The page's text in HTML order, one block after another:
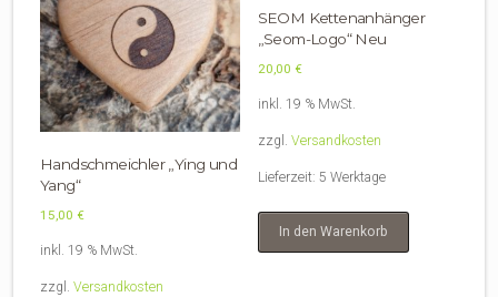
Handschmeichler „Ying und
Yang“
15,00 €
inkl. 19 % MwSt.
zzgl. Versandkosten
SEOM Kettenanhänger
„Seom-Logo“ Neu
20,00 €
inkl. 19 % MwSt.
zzgl. Versandkosten
Lieferzeit: 5 Werktage
In den Warenkorb